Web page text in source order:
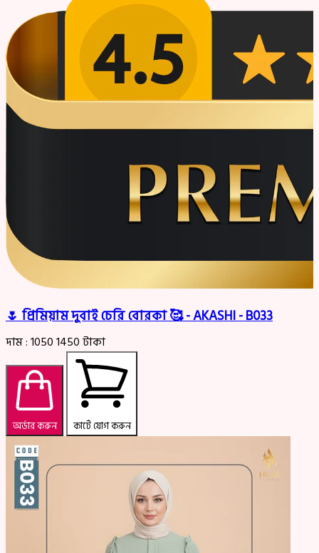
🌷 প্রিমিয়াম দুবাই চেরি বোরকা 🥰 - AKASHI - B033
দাম :10501450টাকা
অর্ডার করুন কার্টে যোগ করুন